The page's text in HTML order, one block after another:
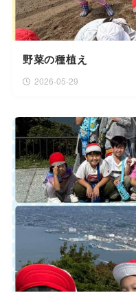
野菜の種植え
2026-05-29